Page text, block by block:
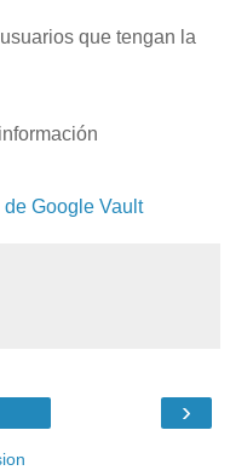
que tengan la
Google Vault
›